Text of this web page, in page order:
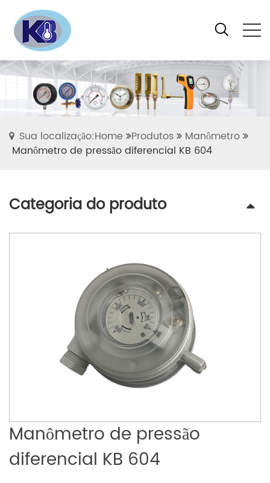
Sua localização:Home Produtos
Manômetro
Manômetro de pressão diferencial KB 604
Categoria do produto
Manômetro de pressão
diferencial KB 604